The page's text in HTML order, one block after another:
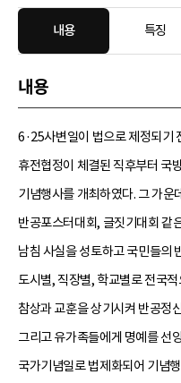
내용 특징
내용
6·25사변일이 법으로 제정되기
휴전협정이 체결된 직후부터 국
기념행사를 개최하였다. 그 가운
반공포스터대회, 글짓기대회 같
남침 사실을 성토하고 국민들의
도시별, 직장별, 학교별로 전국
참상과 교훈을 상기시켜 반공정
그리고 유가족들에게 명예를 선
국가기념일로 법제화되어 기념